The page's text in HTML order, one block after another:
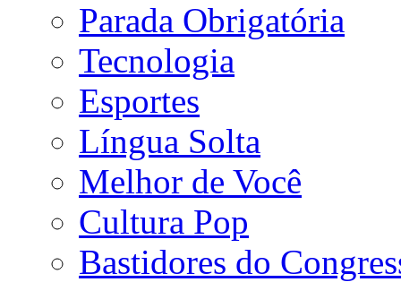
Parada Obrigatória
Tecnologia
Esportes
Língua Solta
Melhor de Você
Cultura Pop
Bastidores do